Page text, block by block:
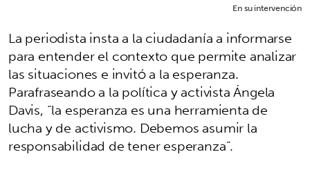
En su intervención
La periodista insta a la ciudadanía a informarse
para entender el contexto que permite analizar
las situaciones e invitó a la esperanza.
Parafraseando a la política y activista Ángela
Davis, “la esperanza es una herramienta de
lucha y de activismo. Debemos asumir la
responsabilidad de tener esperanza”.